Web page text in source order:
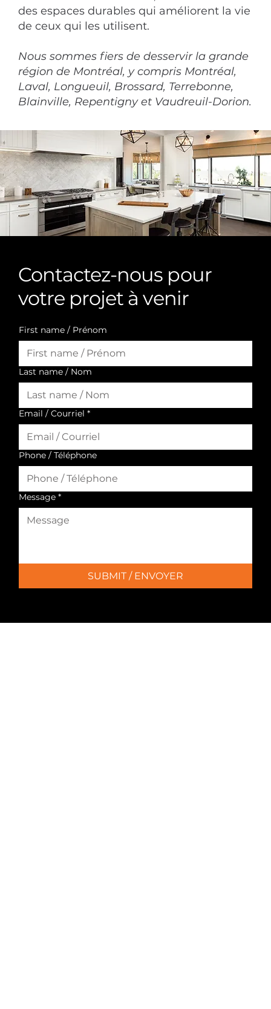
des espaces durables qui améliorent la vie
de ceux qui les utilisent.
Nous sommes fiers de desservir la grande
région de Montréal, y compris Montréal,
Laval, Longueuil, Brossard, Terrebonne,
Blainville, Repentigny et Vaudreuil-Dorion.
Contactez-nous pour
votre projet à venir
First name / Prénom
Last name / Nom
Email / Courriel *
Phone / Téléphone
Message *
SUBMIT / ENVOYER